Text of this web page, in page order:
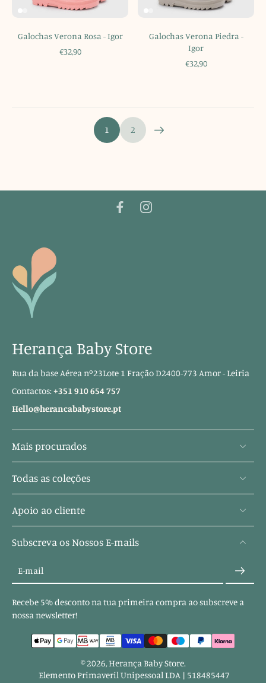
Galochas Verona Rosa - Igor
€32,90
Galochas Verona Piedra -
Igor
€32,90
1 2
Herança Baby Store
Rua da base Aérea nº23Lote 1 Fração D2400-773 Amor - Leiria
Contactos:+351 910 654 757
Hello@herancababystore.pt
Mais procurados
Todas as coleções
Apoio ao cliente
Subscreva os Nossos E-mails
E-mail
Recebe 5% desconto na tua primeira compra ao subscreve a
nossa newsletter!
© 2026,Herança Baby Store.
Elemento Primaveril Unipessoal LDA | 518485447